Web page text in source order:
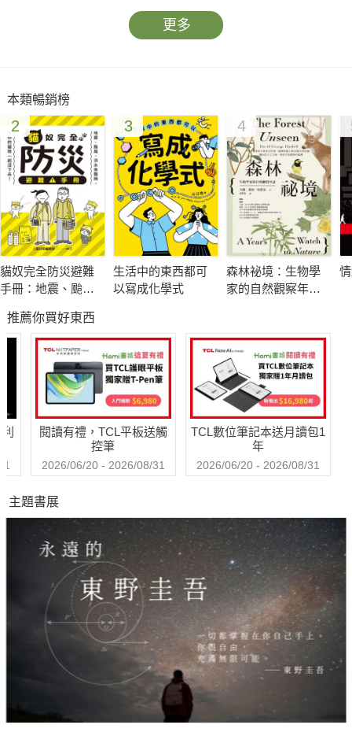
●引發核戰，自我毀滅。中美皆備核武，雙方即使擦槍走火
傷對方，不利自己。美國川普總統競選時威脅的中美貿易大戰，
就任後已逐漸煙消雲散了。
●高科技視訊使國家領袖實時(real time)掌控國際衝突現場。
一次大戰的悲劇不會重演。
●今日的大國政府和社會不允許非理性領袖把國家帶上毀滅
之路。
21世紀的大國之間，矛盾雖不可免，但為自身的利益，與對
方合作必須超越對抗。
利，但長期遺害，反而違背真正「國家利益」。而在今日的世界
──網路相連、空氣互通、環保與共，各國真正的國家利益長遠下
去趨向相同。在21世紀的世界村裡，一個國家自己雖富足而別人
窮困，自己雖安全而別人危險，都不可能持久。活在今日的地
球，國家自掃門前雪已經不能徹底解決問題了。損人利己的「國
家利益」，最後變成「國家損失」。
本書特色
本書篇章安排依序為中國、美國、台灣。邏輯是：台灣是小
國，中、美是大國。大國牽動小國的力量多，小國牽動大國力量
少。所以先看大國，後看小國。新興的中國變動快幅度大，建制
的美國變動慢幅度小。所以先看中國，再看美國。
本書側重的部分有別於以往既有而熟知的觀察。中國篇章包
括：在唯物辯證法和無神論主導的政黨統治下，中國的文化和宗
教復興；北京外交和戰略特色根源於古代兵法，如「鬥而不
破」、「超軍事手段優先」、「不戰而主東亞」等。
更多
本類暢銷榜
2
貓奴完全防災避難
手冊：地震、颱
跟你的貓咪一起活
下去！
3
生活中的東西都可
以寫成化學式
4
森林祕境：生物學
家的自然觀察年誌
推薦你買好東西
閱讀有禮，TCL平板送觸
控筆
2026/06/20 - 2026/08/31
TCL數位筆記本送月讀包1
年
2026/06/20 - 2026/08/31
主題書展